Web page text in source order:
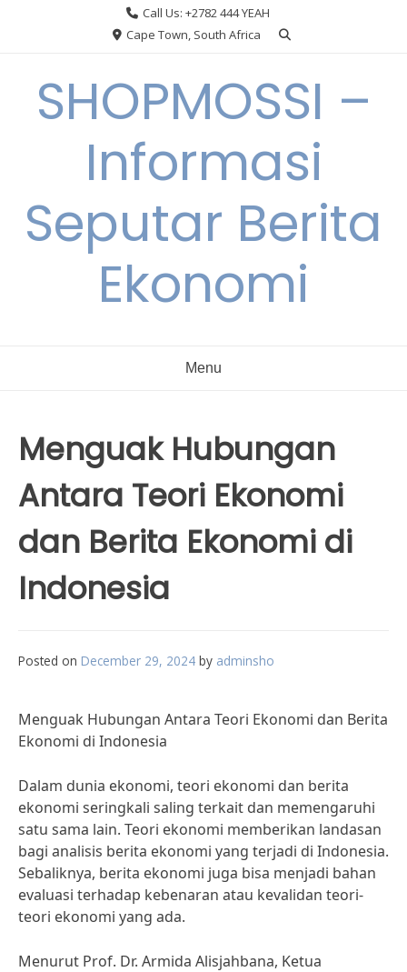
Call Us: +2782 444 YEAH
Cape Town, South Africa
SHOPMOSSI –
Informasi
Seputar Berita
Ekonomi
Menu
Menguak Hubungan
Antara Teori Ekonomi
dan Berita Ekonomi di
Indonesia
Posted on December 29, 2024 by adminsho
Menguak Hubungan Antara Teori Ekonomi dan Berita
Ekonomi di Indonesia
Dalam dunia ekonomi, teori ekonomi dan berita
ekonomi seringkali saling terkait dan memengaruhi
satu sama lain. Teori ekonomi memberikan landasan
bagi analisis berita ekonomi yang terjadi di Indonesia.
Sebaliknya, berita ekonomi juga bisa menjadi bahan
evaluasi terhadap kebenaran atau kevalidan teori-
teori ekonomi yang ada.
Menurut Prof. Dr. Armida Alisjahbana, Ketua